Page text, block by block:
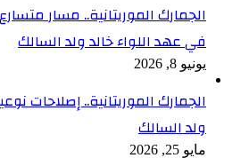
الجمارك الموريتانية.. مسار
في عهد اللواء خالد ولد السالك
يونيو 8, 2026
الجمارك الموريتانية.. إصلاحات
ولد السالك
مايو 25, 2026